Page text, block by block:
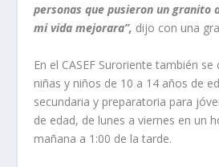
personas que pusieron un granito
mi vida mejorara”, dijo con una
En el CASEF Suroriente también
niñas y niños de 10 a 14 años de
secundaria y preparatoria para
de edad, de lunes a viernes en un
mañana a 1:00 de la tarde.